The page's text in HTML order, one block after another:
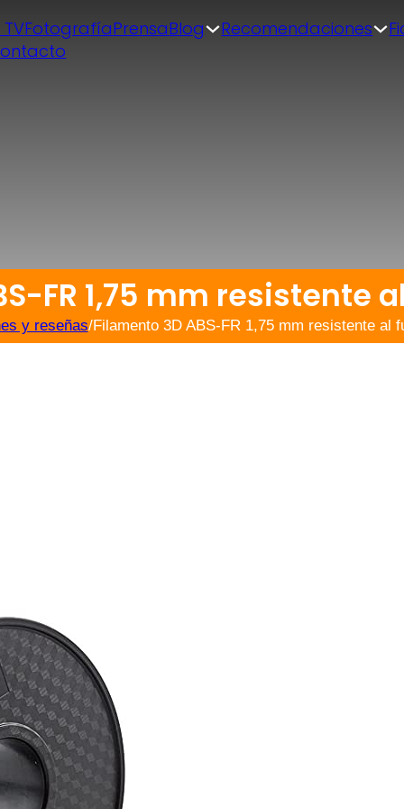
FotografíaPrensaBlog Recomendaciones
FR 1,75 mm resistente
y reseñas/Filamento 3D ABS-FR 1,75 mm resistente al